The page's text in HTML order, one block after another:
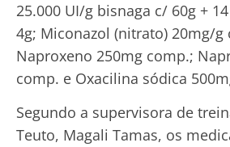
25.000 UI/g bisnaga c/ 60g +
4g; Miconazol (nitrato) 20mg/g
Naproxeno 250mg comp.;
comp. e Oxacilina sódica
Segundo a supervisora de
Teuto, Magali Tamas, os